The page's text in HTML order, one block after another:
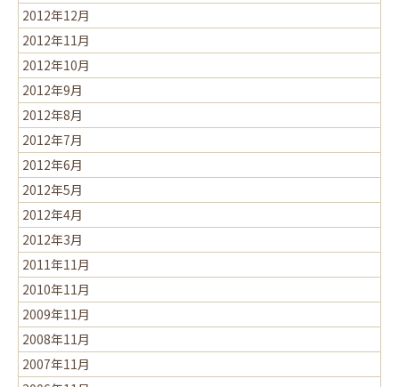
2012年12月
2012年11月
2012年10月
2012年9月
2012年8月
2012年7月
2012年6月
2012年5月
2012年4月
2012年3月
2011年11月
2010年11月
2009年11月
2008年11月
2007年11月